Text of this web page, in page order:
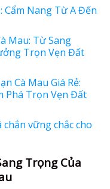
Cẩm Nang Từ A Đến
Mau: Từ Sang
Trọn Vẹn Đất
Cà Mau Giá Rẻ:
Phá Trọn Vẹn Đất
vững chắc cho
Trọng Của